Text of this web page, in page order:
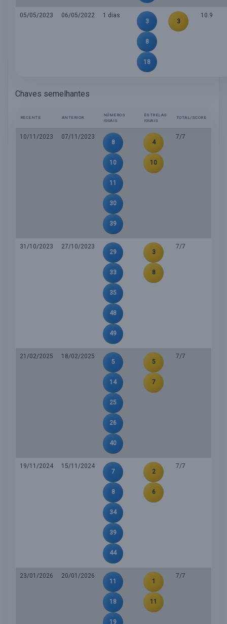
05/05/2023 06/05/2022
1 dias
3
8
18
3
10.9
Chaves semelhantes
RECENTE ANTERIOR
NÚMEROS
IGUAIS
ESTRELAS
IGUAIS
TOTAL/SCORE
10/11/2023
07/11/2023
8
10
11
30
39
4
10
7/7
31/10/2023
27/10/2023
29
33
35
48
49
3
8
7/7
21/02/2025
18/02/2025
5
14
25
26
40
5
7
7/7
19/11/2024
15/11/2024
7
8
34
39
44
2
6
7/7
23/01/2026
20/01/2026
11
18
19
1
11
7/7